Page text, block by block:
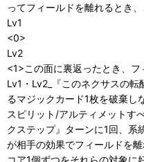
ってフィールドを離れるとき
Lv1
<0>
Lv2
<1>この面に裏返ったとき、フ
Lv1・Lv2_『このネクサスの
るマジックカード1枚を破棄し
スピリット/アルティメットす
クステップ』ターンに1回、系
が相手の効果でフィールドを
コア1個ずつをそれらの対象に